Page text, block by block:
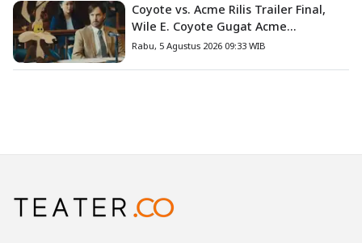
Coyote vs. Acme Rilis Trailer Final,
Wile E. Coyote Gugat Acme
Corporation ke Pengadilan
Rabu, 5 Agustus 2026 09:33 WIB